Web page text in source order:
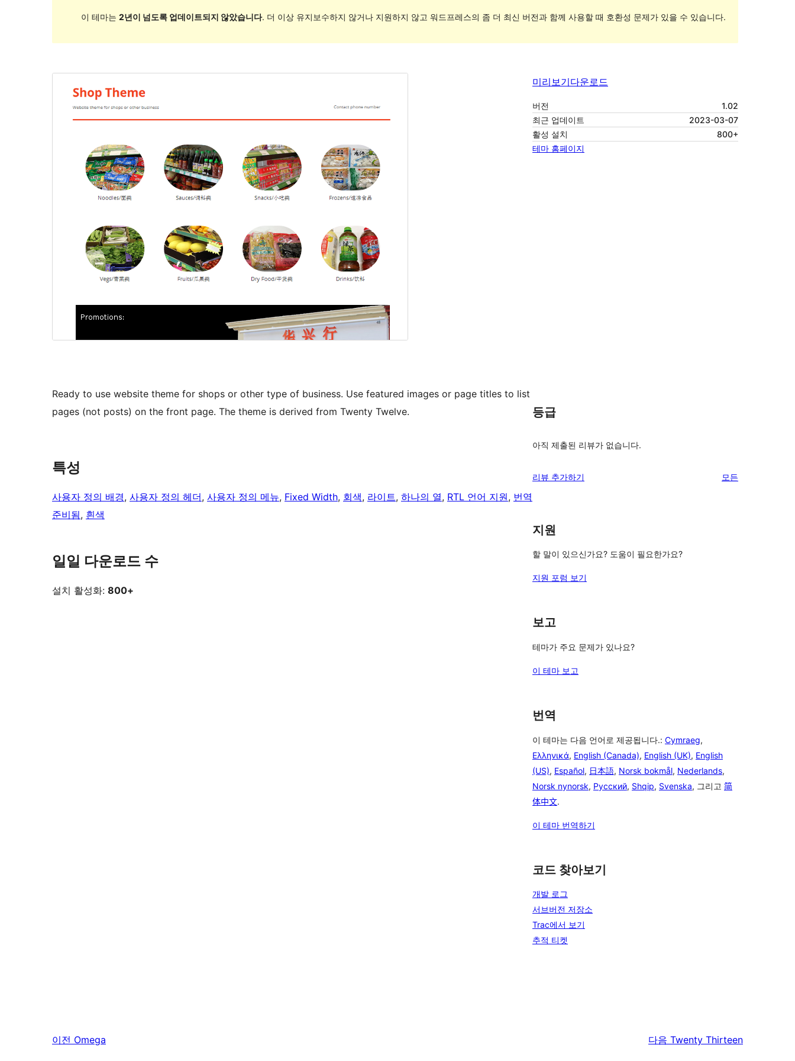
이 테마는 2년이 넘도록 업데이트되지 않았습니다. 더 이상 유지보수하지 않거나 지원하지 않고 워드프레스의 좀 더 최신 버전과 함께 사용할 때 호환성 문제가 있을 수 있습니다.
미리보기다운로드
버전
1.02
최근 업데이트
2023-03-07
활성 설치
800+
테마 홈페이지
Ready to use website theme for shops or other type of business. Use featured images or page titles to list
pages (not posts) on the front page. The theme is derived from Twenty Twelve.
특성
사용자 정의 배경, 사용자 정의 헤더, 사용자 정의 메뉴, Fixed Width, 회색, 라이트, 하나의 열, RTL 언어 지원, 번역
준비됨, 흰색
일일 다운로드 수
설치 활성화: 800+
등급
아직 제출된 리뷰가 없습니다.
리뷰 추가하기 모든
지원
할 말이 있으신가요? 도움이 필요한가요?
지원 포럼 보기
보고
테마가 주요 문제가 있나요?
이 테마 보고
번역
이 테마는 다음 언어로 제공됩니다.: Cymraeg,
Ελληνικά, English (Canada), English (UK), English
(US), Español, 日本語, Norsk bokmål, Nederlands,
Norsk nynorsk, Русский, Shqip, Svenska, 그리고 简
体中文.
이 테마 번역하기
코드 찾아보기
개발 로그
서브버전 저장소
Trac에서 보기
추적 티켓
이전 Omega 다음 Twenty Thirteen